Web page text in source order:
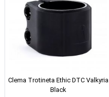
Clema Trotineta Ethic DTC Valkyria
Black